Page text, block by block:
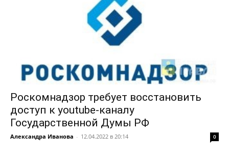
Роскомнадзор требует восстановить
доступ к youtube-каналу
Государственной Думы РФ
Александра Иванова - 12.04.2022 в 20:14 0